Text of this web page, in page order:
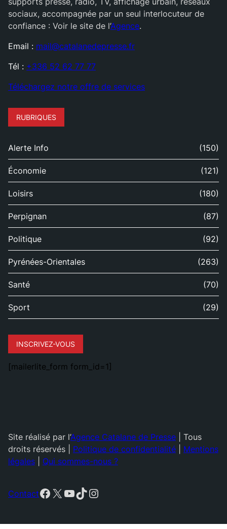
sociaux, accompagnée par un seul interlocuteur de
confiance : Voir le site de l’Agence.
Email : mail@catalanedepresse.fr
Tél : +336 52 62 77 77
Téléchargez notre offre de services
RUBRIQUES
Alerte Info (150)
Économie (121)
Loisirs (180)
Perpignan (87)
Politique (92)
Pyrénées-Orientales (263)
Santé (70)
Sport (29)
INSCRIVEZ-VOUS
[mailerlite_form form_id=1]
Site réalisé par l’Agence Catalane de Presse | Tous
droits réservés | Politique de confidentialité
Mentions
légales
Qui sommes-nous ?
ContactFacebook
X YouTube
TikTok
Instagram